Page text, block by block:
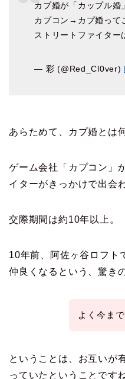
カプ婚が「カップル婚
カプコン→カプ婚って
ストリートファイター
— 彩 (@Red_Cl0ver)
あらためて、カプ婚とは
ゲーム会社「カプコン」
イターがきっかけで出会
交際期間は約10年以上。
10年前、阿佐ヶ谷ロフト
仲良くなるという、驚き
よく今ま
ということは、お互いが
っていたということですね